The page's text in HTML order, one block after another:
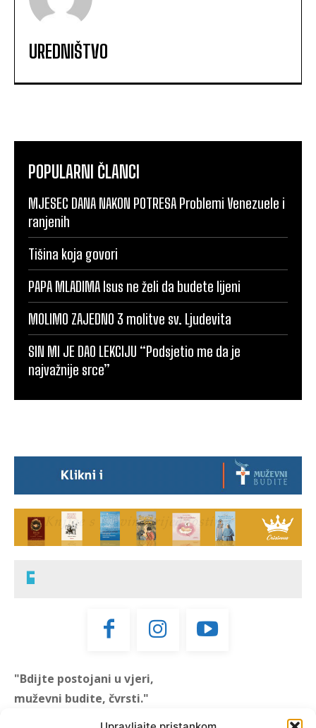
UREDNIŠTVO
POPULARNI ČLANCI
MJESEC DANA NAKON POTRESA Problemi Venezuele i
ranjenih
Tišina koja govori
PAPA MLADIMA Isus ne želi da budete lijeni
MOLIMO ZAJEDNO 3 molitve sv. Ljudevita
SIN MI JE DAO LEKCIJU “Podsjetio me da je
najvažnije srce”
"Bdijte postojani u vjeri,
muževni budite, čvrsti."